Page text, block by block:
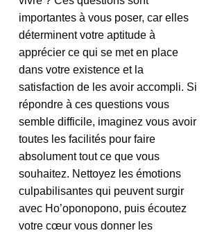
importantes à vous poser, car elles
déterminent votre aptitude à
apprécier ce qui se met en place
dans votre existence et la
satisfaction de les avoir accompli. Si
répondre à ces questions vous
semble difficile, imaginez vous avoir
toutes les facilités pour faire
absolument tout ce que vous
souhaitez. Nettoyez les émotions
culpabilisantes qui peuvent surgir
avec Ho’oponopono, puis écoutez
votre cœur vous donner les